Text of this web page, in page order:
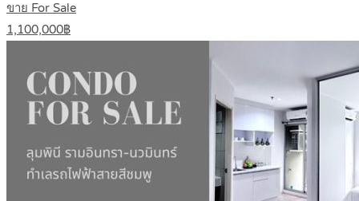
ขาย For Sale
1,100,000฿